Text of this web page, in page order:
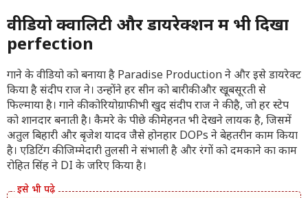
वीडियो क्वालिटी और डायरेक्शन में भी दिखा
perfection
गाने के वीडियो को बनाया है Paradise Production ने और इसे डायरेक्ट
किया है संदीप राज ने। उन्होंने हर सीन को बारीकी और खूबसूरती से
फिल्माया है। गाने की कोरियोग्राफी भी खुद संदीप राज ने की है, जो हर स्टेप
को शानदार बनाती है। कैमरे के पीछे की मेहनत भी देखने लायक है, जिसमें
अतुल बिहारी और बृजेश यादव जैसे होनहार DOPs ने बेहतरीन काम किया
है। एडिटिंग की जिम्मेदारी तुलसी ने संभाली है और रंगों को दमकाने का काम
रोहित सिंह ने DI के जरिए किया है।